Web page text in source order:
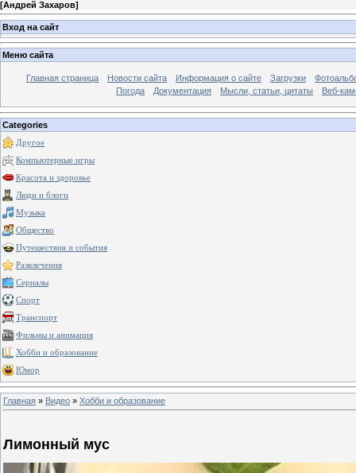
[Андрей Захаров]
Вход на сайт
Меню сайта
Главная страница Новости сайта Информация о сайте Загрузки
Погода
Документация Мысли, статьи, цитаты Веб-
Categories
Другое
Компьютерные игры
Красота и здоровье
Люди и блоги
Музыка
Общество
Путешествия и события
Развлечения
Сериалы
Спорт
Транспорт
Фильмы и анимация
Хобби и образование
Юмор
Главная » Видео » Хобби и образование
Лимонный муc